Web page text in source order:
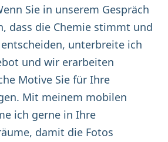
Sie in unserem Gespräch
dass die Chemie stimmt und
unterbreite ich
und wir erarbeiten
Motive Sie für Ihre
Mit meinem mobilen
ich gerne in Ihre
damit die Fotos